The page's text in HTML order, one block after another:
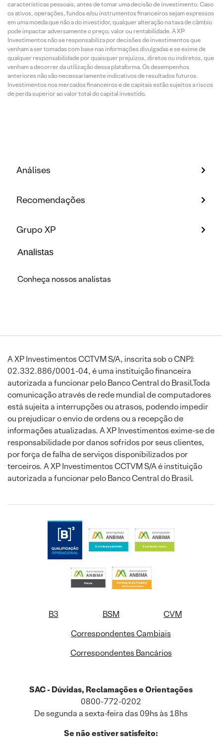
características pessoais, antes de tomar uma decisão de investimento. Caso
os ativos, operações, fundos e/ou instrumentos financeiros sejam expressos
em uma moeda que não a do investidor, qualquer alteração na taxa de câmbio
pode impactar adversamente o preço, valor ou rentabilidade. A XP
Investimentos não se responsabiliza por decisões de investimentos que
venham a ser tomadas com base nas informações divulgadas e se exime de
qualquer responsabilidade por quaisquer prejuízos, diretos ou indiretos, que
venham a decorrer da utilização dessa plataforma. Os desempenhos
anteriores não são necessariamente indicativos de resultados futuros.
Investimentos nos mercados financeiros e de capitais estão sujeitos a riscos
de perda superior ao valor total do capital investido.
Análises
Recomendações
Grupo XP
Analistas
Conheça nossos analistas
A XP Investimentos CCTVM S/A, inscrita sob o CNPJ:
02.332.886/0001-04, é uma instituição financeira
autorizada a funcionar pelo Banco Central do Brasil.Toda
comunicação através de rede mundial de computadores
está sujeita a interrupções ou atrasos, podendo impedir
ou prejudicar o envio de ordens ou a recepção de
informações atualizadas. A XP Investimentos exime-se de
responsabilidade por danos sofridos por seus clientes,
por força de falha de serviços disponibilizados por
terceiros. A XP Investimentos CCTVM S/A é instituição
autorizada a funcionar pelo Banco Central do Brasil.
B3 BSM
CVM
Correspondentes Cambiais
Correspondentes Bancários
SAC - Dúvidas, Reclamações e Orientações
0800-772-0202
De segunda a sexta-feira das 09hs às 18hs
Se não estiver satisfeito: